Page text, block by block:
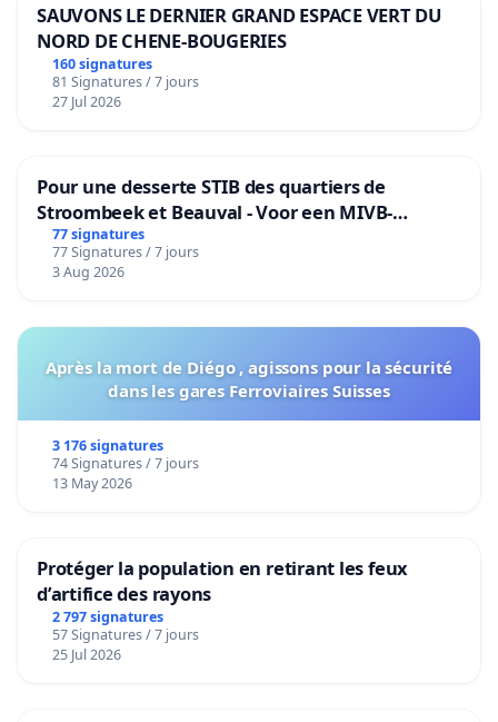
SAUVONS LE DERNIER GRAND ESPACE VERT DU
NORD DE CHENE-BOUGERIES
160 signatures
81 Signatures / 7 jours
27 Jul 2026
Pour une desserte STIB des quartiers de
Stroombeek et Beauval - Voor een MIVB-
bediening van de wijken Strombeek en Het
Voor
77 signatures
77 Signatures / 7 jours
3 Aug 2026
Après la mort de Diégo , agissons pour la sécurité
dans les gares Ferroviaires Suisses
3 176 signatures
74 Signatures / 7 jours
13 May 2026
Protéger la population en retirant les feux
d’artifice des rayons
2 797 signatures
57 Signatures / 7 jours
25 Jul 2026